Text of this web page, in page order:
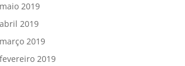
maio 2019
abril 2019
março 2019
fevereiro 2019